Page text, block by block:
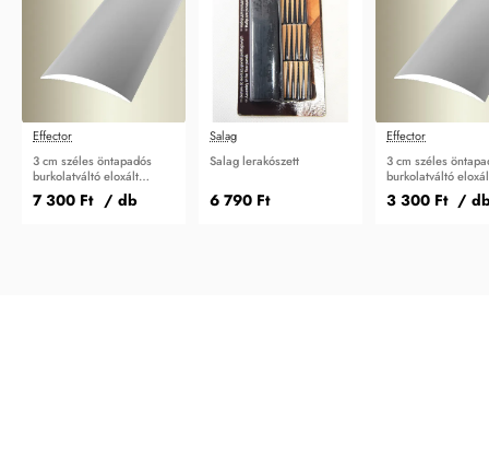
Effector
3 cm széles öntapadós
burkolatváltó eloxált
270cm A03
7 300 Ft / db
Salag
Salag lerakószett
6 790 Ft
Effector
3 cm széles
burkolatváltó
A03
3 300 Ft /